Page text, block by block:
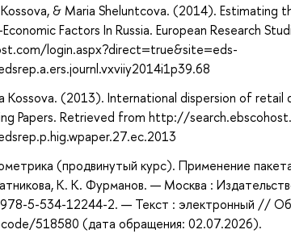
Kossova, & Maria Sheluntcova. (2014).
Factors In Russia. European Research
login.aspx?direct=true&site=eds-
Kossova. (2013). International dispersion of
Papers. Retrieved from http://
(продвинутый курс). Применение
К. К. Фурманов. — Москва :
978-5-534-12244-2. — Текст : электронный //
518580 (дата обращения: 02.07.2026).